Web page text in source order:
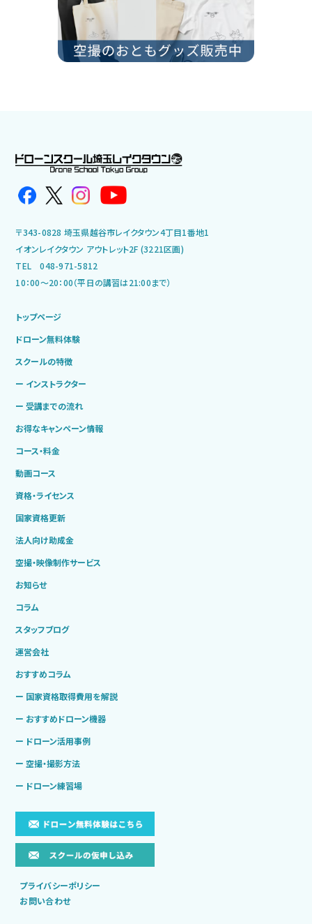
〒343-0828 埼玉県越谷市レイクタウン4丁目1番地1
イオンレイクタウン アウトレット2F (3221区画)
TEL 048-971-5812
10：00～20：00（平日の講習は21:00まで）
トップページ
ドローン無料体験
スクールの特徴
ー インストラクター
ー 受講までの流れ
お得なキャンペーン情報
コース・料金
動画コース
資格・ライセンス
国家資格更新
法人向け助成金
空撮・映像制作サービス
お知らせ
コラム
スタッフブログ
運営会社
おすすめコラム
ー 国家資格取得費用を解説
ー おすすめドローン機器
ー ドローン活用事例
ー 空撮・撮影方法
ー ドローン練習場
プライバシーポリシー
お問い合わせ